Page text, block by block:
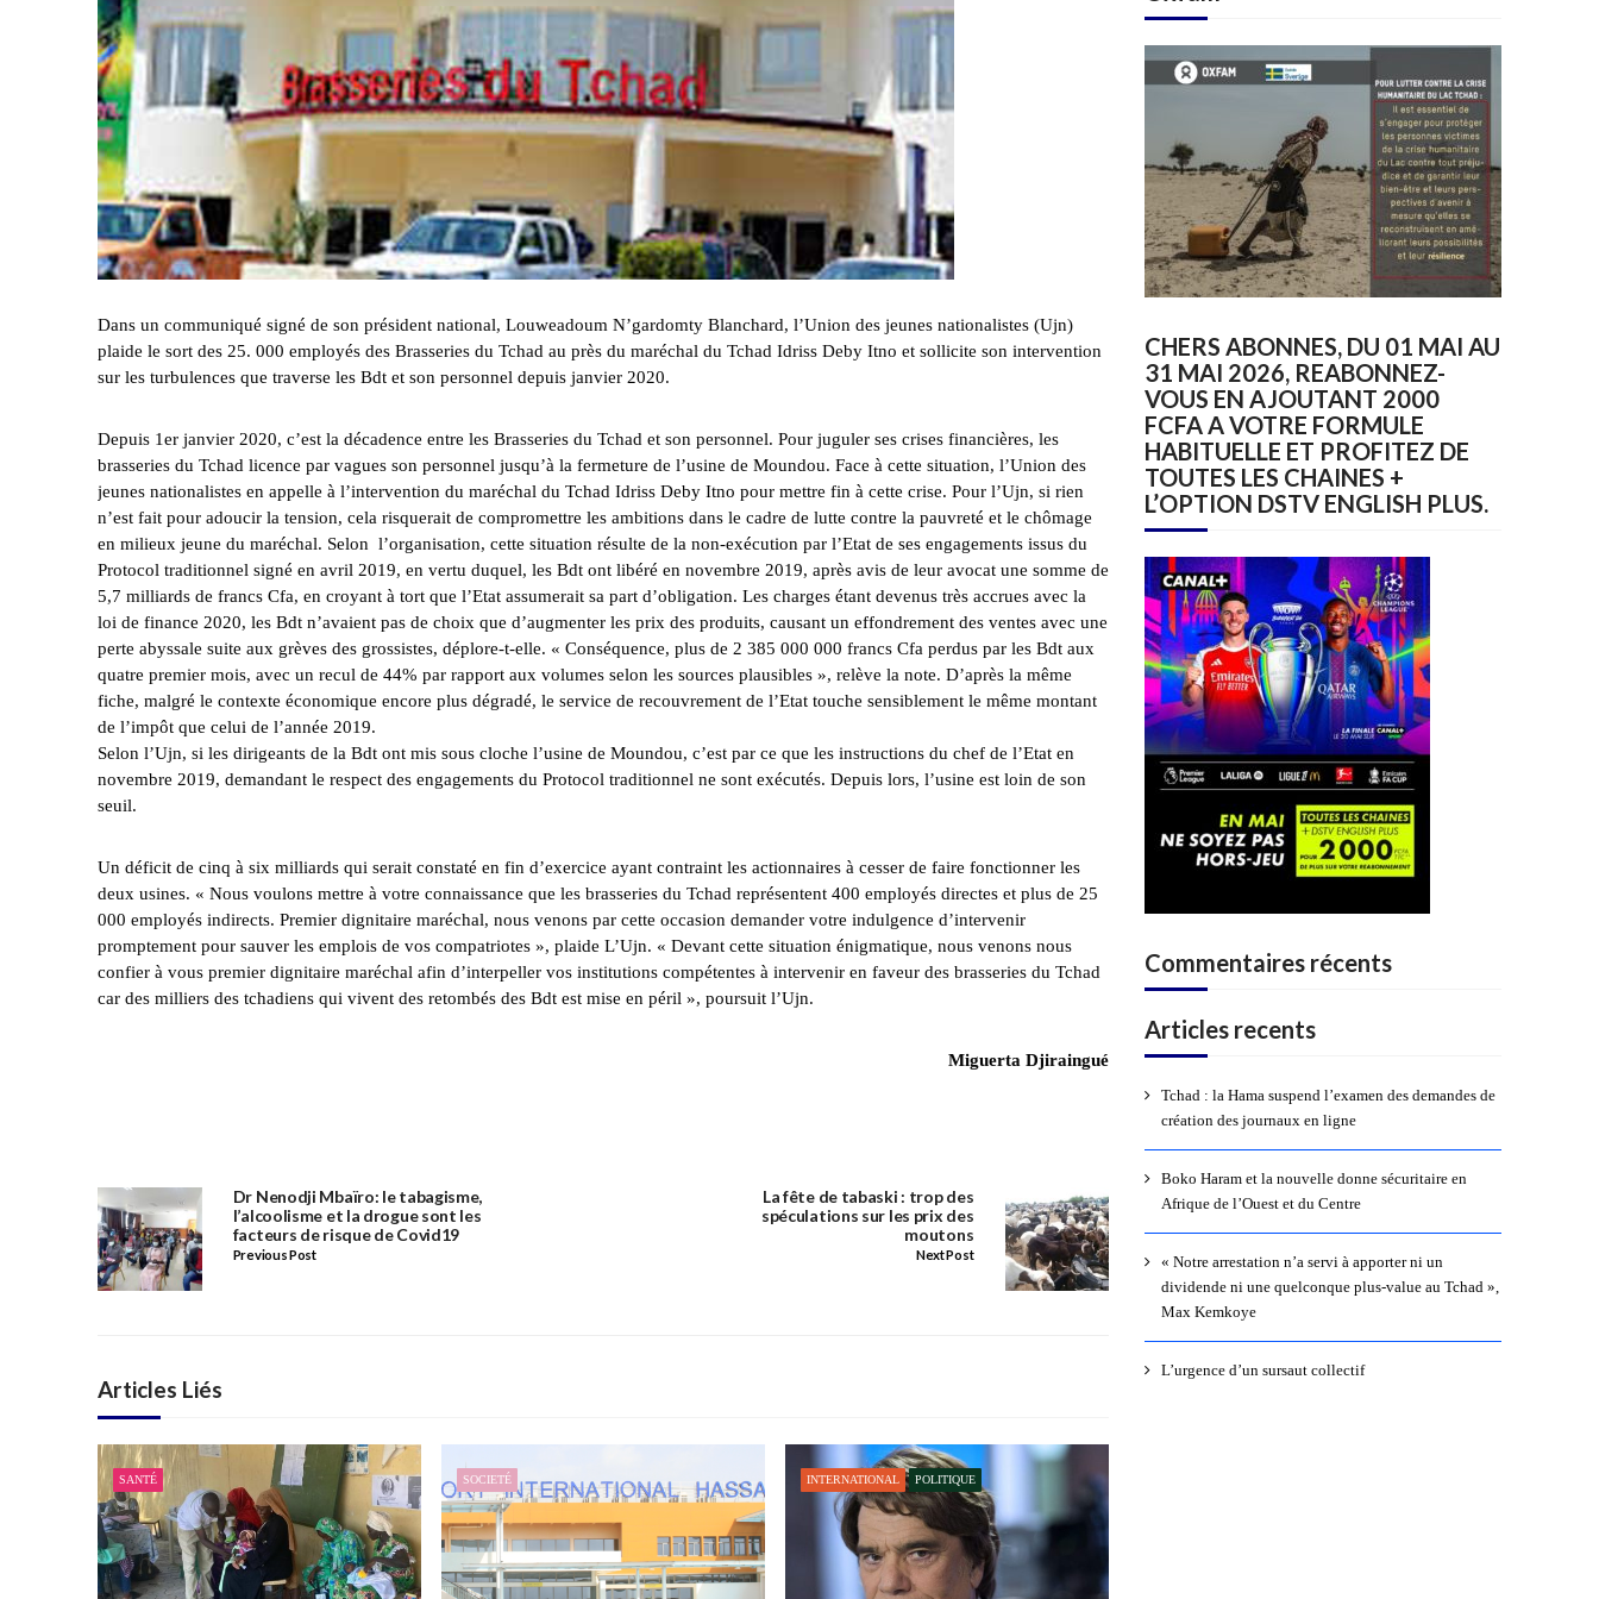
Dans un communiqué signé de son président national, Louweadoum N’gardomty Blanchard, l’Union des jeunes nationalistes (Ujn)
plaide le sort des 25. 000 employés des Brasseries du Tchad au près du maréchal du Tchad Idriss Deby Itno et sollicite son intervention
sur les turbulences que traverse les Bdt et son personnel depuis janvier 2020.
Depuis 1er janvier 2020, c’est la décadence entre les Brasseries du Tchad et son personnel. Pour juguler ses crises financières, les
brasseries du Tchad licence par vagues son personnel jusqu’à la fermeture de l’usine de Moundou. Face à cette situation, l’Union des
jeunes nationalistes en appelle à l’intervention du maréchal du Tchad Idriss Deby Itno pour mettre fin à cette crise. Pour l’Ujn, si rien
n’est fait pour adoucir la tension, cela risquerait de compromettre les ambitions dans le cadre de lutte contre la pauvreté et le chômage
en milieux jeune du maréchal. Selon l’organisation, cette situation résulte de la non-exécution par l’Etat de ses engagements issus du
Protocol traditionnel signé en avril 2019, en vertu duquel, les Bdt ont libéré en novembre 2019, après avis de leur avocat une somme de
5,7 milliards de francs Cfa, en croyant à tort que l’Etat assumerait sa part d’obligation. Les charges étant devenus très accrues avec la
loi de finance 2020, les Bdt n’avaient pas de choix que d’augmenter les prix des produits, causant un effondrement des ventes avec une
perte abyssale suite aux grèves des grossistes, déplore-t-elle. « Conséquence, plus de 2 385 000 000 francs Cfa perdus par les Bdt aux
quatre premier mois, avec un recul de 44% par rapport aux volumes selon les sources plausibles », relève la note. D’après la même
fiche, malgré le contexte économique encore plus dégradé, le service de recouvrement de l’Etat touche sensiblement le même montant
de l’impôt que celui de l’année 2019.
Selon l’Ujn, si les dirigeants de la Bdt ont mis sous cloche l’usine de Moundou, c’est par ce que les instructions du chef de l’Etat en
novembre 2019, demandant le respect des engagements du Protocol traditionnel ne sont exécutés. Depuis lors, l’usine est loin de son
seuil.
Un déficit de cinq à six milliards qui serait constaté en fin d’exercice ayant contraint les actionnaires à cesser de faire fonctionner les
deux usines. « Nous voulons mettre à votre connaissance que les brasseries du Tchad représentent 400 employés directes et plus de 25
000 employés indirects. Premier dignitaire maréchal, nous venons par cette occasion demander votre indulgence d’intervenir
promptement pour sauver les emplois de vos compatriotes », plaide L’Ujn. « Devant cette situation énigmatique, nous venons nous
confier à vous premier dignitaire maréchal afin d’interpeller vos institutions compétentes à intervenir en faveur des brasseries du Tchad
car des milliers des tchadiens qui vivent des retombés des Bdt est mise en péril », poursuit l’Ujn.
Miguerta Djiraingué
Dr Nenodji Mbaïro: le tabagisme,
l’alcoolisme et la drogue sont les
facteurs de risque de Covid19
Previous Post
La fête de tabaski : trop des
spéculations sur les prix des
moutons
Next Post
Articles Liés
SANTÉ SOCIETÉ INTERNATIONAL POLITIQUE
CHERS ABONNES, DU 01 MAI AU
31 MAI 2026, REABONNEZ-
VOUS EN AJOUTANT 2000
FCFA A VOTRE FORMULE
HABITUELLE ET PROFITEZ DE
TOUTES LES CHAINES +
L’OPTION DSTV ENGLISH PLUS.
Commentaires récents
Articles recents
Tchad : la Hama suspend l’examen des demandes de
création des journaux en ligne
Boko Haram et la nouvelle donne sécuritaire en
Afrique de l’Ouest et du Centre
« Notre arrestation n’a servi à apporter ni un
dividende ni une quelconque plus-value au Tchad »,
Max Kemkoye
L’urgence d’un sursaut collectif